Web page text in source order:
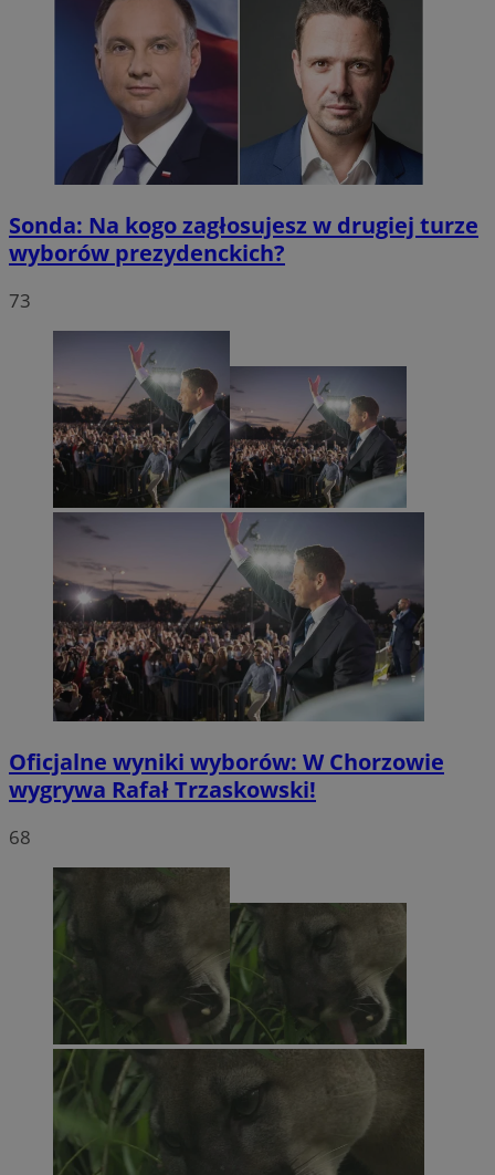
Sonda: Na kogo zagłosujesz w drugiej turze
wyborów prezydenckich?
73
Oficjalne wyniki wyborów: W Chorzowie
wygrywa Rafał Trzaskowski!
68